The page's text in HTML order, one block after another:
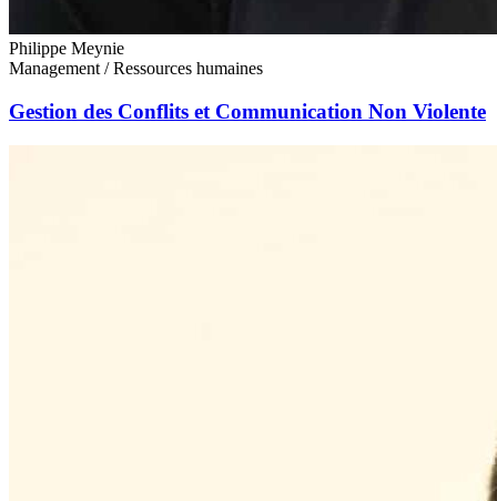
Philippe Meynie
Management / Ressources humaines
Gestion des Conflits et Communication Non Violente